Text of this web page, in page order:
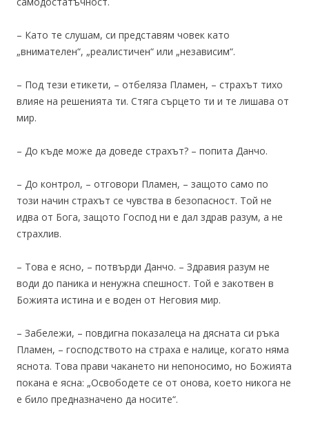
– Като те слушам, си представям човек като
„внимателен“, „реалистичен“ или „независим“.
– Под тези етикети, – отбеляза Пламен, – страхът тихо
влияе на решенията ти. Стяга сърцето ти и те лишава от
мир.
– До къде може да доведе страхът? – попита Данчо.
– До контрол, – отговори Пламен, – защото само по
този начин страхът се чувства в безопасност. Той не
идва от Бога, защото Господ ни е дал здрав разум, а не
страхлив.
– Това е ясно, – потвърди Данчо. – Здравия разум не
води до паника и ненужна спешност. Той е закотвен в
Божията истина и е воден от Неговия мир.
– Забележи, – повдигна показалеца на дясната си ръка
Пламен, – господството на страха е налице, когато няма
яснота. Това прави чакането ни непоносимо, но Божията
покана е ясна: „Освободете се от онова, което никога не
е било предназначено да носите“.